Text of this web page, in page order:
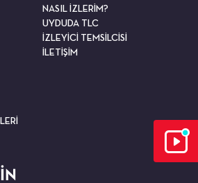
NASIL İZLERİM?
UYDUDA TLC
İZLEYİCİ TEMSİLCİSİ
İLETİŞİM